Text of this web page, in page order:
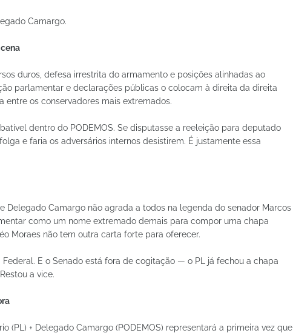
Camargo.
duros, defesa irrestrita do armamento e posições alinhadas ao
parlamentar e declarações públicas o colocam à direita da direita
os conservadores mais extremados.
dentro do PODEMOS. Se disputasse a reeleição para deputado
e faria os adversários internos desistirem. É justamente essa
Delegado Camargo não agrada a todos na legenda do senador Marcos
como um nome extremado demais para compor uma chapa
Moraes não tem outra carta forte para oferecer.
E o Senado está fora de cogitação — o PL já fechou a chapa
a vice.
(PL) + Delegado Camargo (PODEMOS) representará a primeira vez que